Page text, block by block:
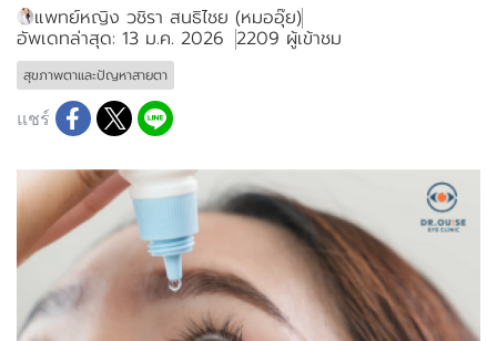
แพทย์หญิง วชิรา สนธิไชย (หมออุ๊ย)
อัพเดทล่าสุด: 13 ม.ค. 2026 2209 ผู้เข้าชม
สุขภาพตาและปัญหาสายตา
แชร์